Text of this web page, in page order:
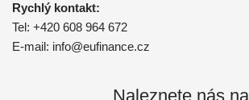
Rychlý kontakt:
Tel: +420 608 964 672
E-mail: info@eufinance.cz
Naleznete nás na